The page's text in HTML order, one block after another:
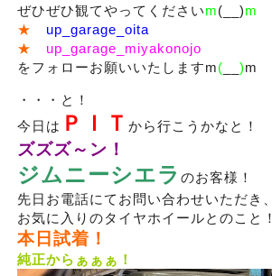
ぜひぜひ観てやってくださいm(__)m
★
up_garage_oita
★
up_garage_miyakonojo
をフォローお願いいたしますm( )m
・・・と！
今日は ＰＩＴ から行こうかなと！
ズズズ～ン！
ジムニーシエラ のお客様！
先日お電話にてお問い合わせいただき、
お気に入りのタイヤホイールとのこと！
本日試着！
純正からぁぁぁ！